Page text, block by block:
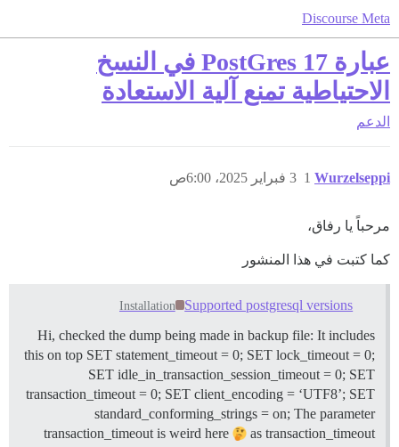
Discourse Meta
عبارة PostGres 17 في النسخ
الاحتياطية تمنع آلية الاستعادة
الدعم
Wurzelseppi 3 فبراير 2025، 6:00ص 1
مرحباً يا رفاق،
كما كتبت في هذا المنشور
Supported postgresql versions
Installation
Hi, checked the dump being made in backup file: It includes
this on top SET statement_timeout = 0; SET lock_timeout = 0;
SET idle_in_transaction_session_timeout = 0; SET
transaction_timeout = 0; SET client_encoding = ‘UTF8’; SET
standard_conforming_strings = on; The parameter
transaction_timeout is weird here
as transaction_timeout